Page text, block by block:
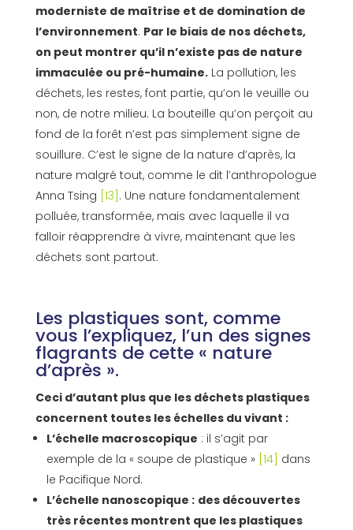
moderniste de maîtrise et de domination de
l’environnement. Par le biais de nos déchets,
on peut montrer qu’il n’existe pas de nature
immaculée ou pré-humaine.La pollution, les
déchets, les restes, font partie, qu’on le veuille ou
non, de notre milieu. La bouteille qu’on perçoit au
fond de la forêt n’est pas simplement signe de
souillure. C’est le signe de la nature d’après, la
nature malgré tout, comme le dit l’anthropologue
Anna Tsing [13] . Une nature fondamentalement
polluée, transformée, mais avec laquelle il va
falloir réapprendre à vivre, maintenant que les
déchets sont partout.
Les plastiques sont, comme
vous l’expliquez, l’un des signes
flagrants de cette « nature
d’après ».
Ceci d’autant plus que les déchets plastiques
concernent toutes les échelles du vivant :
L’échelle macroscopique : il s’agit par
exemple de la « soupe de plastique » [14] dans
le Pacifique Nord.
L’échelle nanoscopique : des découvertes
très récentes montrent que les plastiques